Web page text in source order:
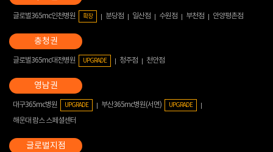
글로벌365mc인천병원 확장 분당점 일산점 수원점 부천점 안양평촌점
글로벌365mc대전병원 UPGRADE 청주점 천안점
대구365mc병원 UPGRADE 부산365mc병원(서면) UPGRADE
해운대 람스 스페셜센터